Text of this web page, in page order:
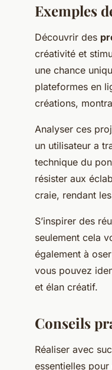
Exemples
Découvrir des
créativité et
une chance
plateformes en
créations,
Analyser ces
un utilisateur a
technique du
résister aux
craie, rendant
S’inspirer des
seulement cela
également à
vous pouvez
et élan créatif.
Conseils
Réaliser avec
essentielles